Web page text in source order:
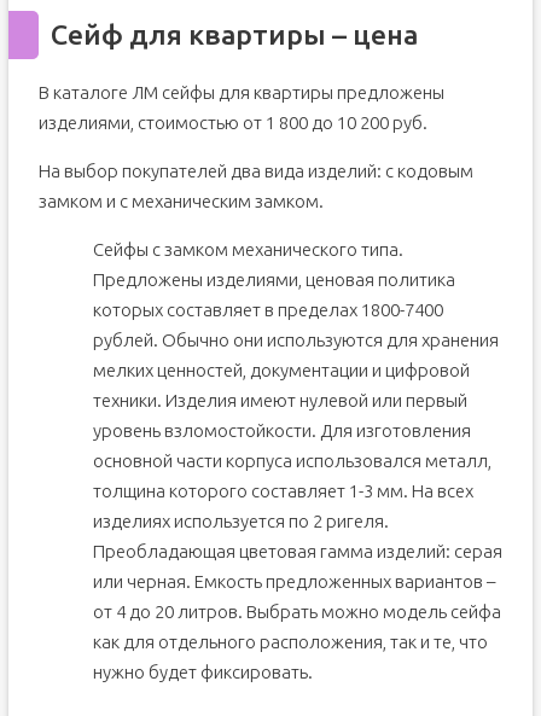
Сейф для квартиры – цена
В каталоге ЛM сейфы для квартиры предложены
изделиями, стоимостью от 1 800 до 10 200 руб.
На выбор покупателей два вида изделий: с кодовым
замком и с механическим замком.
Сейфы с замком механического типа.
Предложены изделиями, ценовая политика
которых составляет в пределах 1800-7400
рублей. Обычно они используются для хранения
мелких ценностей, документации и цифровой
техники. Изделия имеют нулевой или первый
уровень взломостойкости. Для изготовления
основной части корпуса использовался металл,
толщина которого составляет 1-3 мм. На всех
изделиях используется по 2 ригеля.
Преобладающая цветовая гамма изделий: серая
или черная. Емкость предложенных вариантов –
от 4 до 20 литров. Выбрать можно модель сейфа
как для отдельного расположения, так и те, что
нужно будет фиксировать.